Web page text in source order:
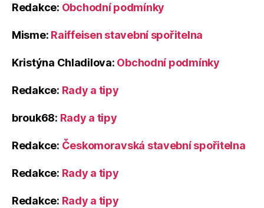
Redakce: Obchodní podmínky
Misme: Raiffeisen stavební spořitelna
Kristýna Chladilova: Obchodní podmínky
Redakce: Rady a tipy
brouk68: Rady a tipy
Redakce: Českomoravská stavební spořitelna
Redakce: Rady a tipy
Redakce: Rady a tipy